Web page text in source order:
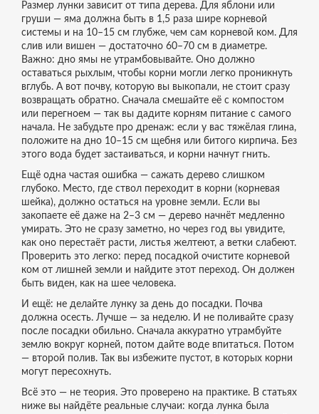
Размер лунки зависит от типа дерева. Для яблони или
груши — яма должна быть в 1,5 раза шире корневой
системы и на 10–15 см глубже, чем сам корневой ком. Для
слив или вишен — достаточно 60–70 см в диаметре.
Важно: дно ямы не утрамбовывайте. Оно должно
оставаться рыхлым, чтобы корни могли легко проникнуть
вглубь. А вот почву, которую вы выкопали, не стоит сразу
возвращать обратно. Сначала смешайте её с компостом
или перегноем — так вы дадите корням питание с самого
начала. Не забудьте про дренаж: если у вас тяжёлая глина,
положите на дно 10–15 см щебня или битого кирпича. Без
этого вода будет застаиваться, и корни начнут гнить.
Ещё одна частая ошибка — сажать дерево слишком
глубоко. Место, где ствол переходит в корни (корневая
шейка), должно остаться на уровне земли. Если вы
закопаете её даже на 2–3 см — дерево начнёт медленно
умирать. Это не сразу заметно, но через год вы увидите,
как оно перестаёт расти, листья желтеют, а ветки слабеют.
Проверить это легко: перед посадкой очистите корневой
ком от лишней земли и найдите этот переход. Он должен
быть виден, как на шее человека.
И ещё: не делайте лунку за день до посадки. Почва
должна осесть. Лучше — за неделю. И не поливайте сразу
после посадки обильно. Сначала аккуратно утрамбуйте
землю вокруг корней, потом дайте воде впитаться. Потом
— второй полив. Так вы избежите пустот, в которых корни
могут пересохнуть.
Всё это — не теория. Это проверено на практике. В статьях
ниже вы найдёте реальные случаи: когда лунка была